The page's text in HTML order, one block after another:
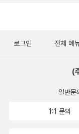
로그인 전체 메
(
일반문
1:1 문의